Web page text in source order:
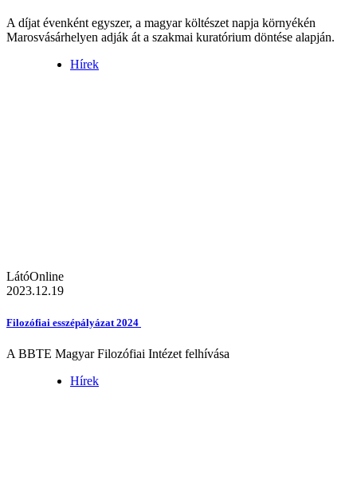
A díjat évenként egyszer, a magyar költészet napja környékén
Marosvásárhelyen adják át a szakmai kuratórium döntése alapján.
Hírek
LátóOnline
2023.12.19
Filozófiai esszépályázat 2024
A BBTE Magyar Filozófiai Intézet felhívása
Hírek